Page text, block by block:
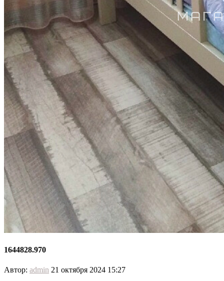
1644828.970
Автор: admin 21 октября 2024 15:27